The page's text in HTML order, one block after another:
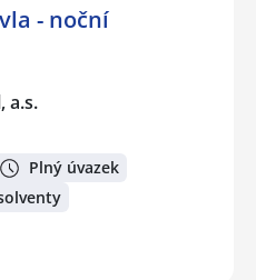
- noční
a.s.
Plný úvazek